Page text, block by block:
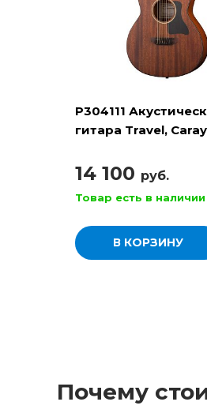
P304111
гитара Travel,
14 100 руб.
Товар есть в наличии
В КОРЗИНУ
Почему